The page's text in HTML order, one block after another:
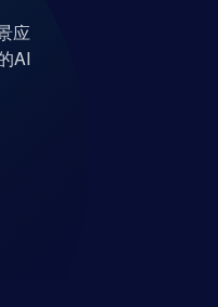
应
AI